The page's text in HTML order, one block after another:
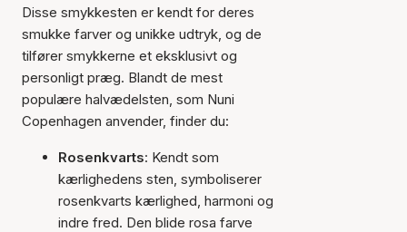
Disse smykkesten er kendt for deres
smukke farver og unikke udtryk, og de
tilfører smykkerne et eksklusivt og
personligt præg. Blandt de mest
populære halvædelsten, som Nuni
Copenhagen anvender, finder du:
Rosenkvarts: Kendt som
kærlighedens sten, symboliserer
rosenkvarts kærlighed, harmoni og
indre fred. Den blide rosa farve